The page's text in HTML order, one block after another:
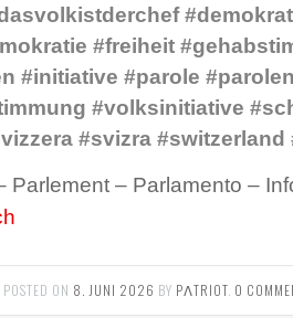
#freiheit
#initiative #parole
#volksinitiative
#svizra #switzerland
Parlement – Parlamento –
POSTED ON 8. JUNI 2026 BY PΛTRIOT. 0